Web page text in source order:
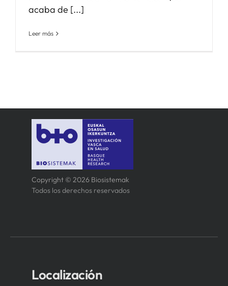
acaba de [...]
Leer más
Copyright © 2026 Biosistemak
Todos los derechos reservados
Localización